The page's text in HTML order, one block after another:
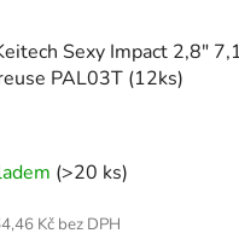
Sexy Impact 2,8"
PAL03T (12ks)
(>20 ks)
Kč bez DPH